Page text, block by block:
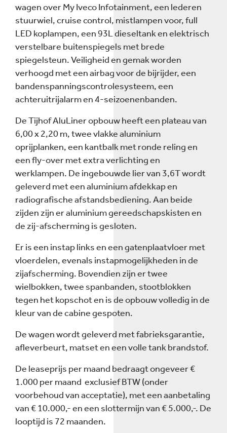
wagen over My Iveco Infotainment, een lederen
stuurwiel, cruise control, mistlampen voor, full
LED koplampen, een 93L dieseltank en elektrisch
verstelbare buitenspiegels met brede
spiegelsteun. Veiligheid en gemak worden
verhoogd met een airbag voor de bijrijder, een
bandenspanningscontrolesysteem, een
achteruitrijalarm en 4-seizoenenbanden.
De Tijhof AluLiner opbouw heeft een plateau van
6,00 x 2,20 m, twee vlakke aluminium
oprijplanken, een kantbalk met ronde reling en
een fly-over met extra verlichting en
werklampen. De ingebouwde lier van 3,6T wordt
geleverd met een aluminium afdekkap en
radiografische afstandsbediening. Aan beide
zijden zijn er aluminium gereedschapskisten en
de zij-afscherming is gesloten.
Er is een instap links en een gatenplaatvloer met
vloerdelen, evenals instapmogelijkheden in de
zijafscherming. Bovendien zijn er twee
wielbokken, twee spanbanden, stootblokken
tegen het kopschot en is de opbouw volledig in de
kleur van de cabine gespoten.
De wagen wordt geleverd met fabrieksgarantie,
afleverbeurt, matset en een volle tank brandstof.
De leaseprijs per maand bedraagt ongeveer €
1.000 per maand exclusief BTW (onder
voorbehoud van acceptatie), met een aanbetaling
van € 10.000,- en een slottermijn van € 5.000,-. De
looptijd is 72 maanden.